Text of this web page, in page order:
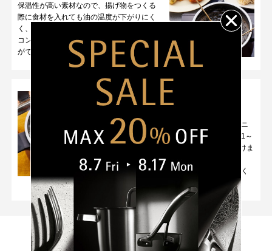
03
食材の美味しさ引き出す
密閉性が高いので、食材本来の栄
養・旨みをそのまま味わえる無水
調理ができます。
04
調理の様子が見える
調理中も中が見えるので、仕上が
りが分かりやすく失敗しにくいで
※「フュージョンテック ミネラル フ
使いやすい理由
01
こびりつきにくい
02
扱いやすい軽さ
保温性が高い素材なので、揚げ物をつくる
際に食材を入れても油の温度が下がりにく
く、カラッと揚がります。
コンパクトな形状のため少量の油で揚げ物
ができ、油はねも軽減できます。
遠赤外線の力でふっくら
美味しく炊きあげ
蒸気が対流しやすい高さと丸みのあるユニ
ークな形状に加え、熱伝導が良いので、1～
2合のご飯が短時間（加熱約10分）で炊けま
さらに遠赤外線の力で、ふっくら美味しく